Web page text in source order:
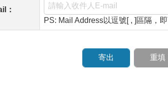
：
PS: Mail Address以逗號[ , ]區隔，